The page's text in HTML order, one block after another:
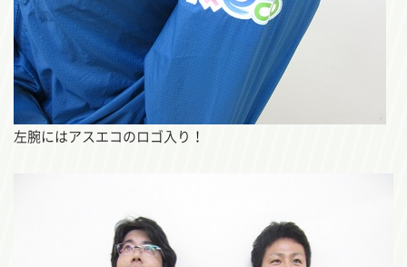
左腕にはアスエコのロゴ入り！